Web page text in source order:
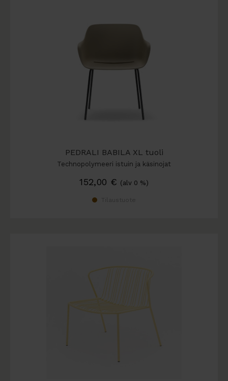
PEDRALI BABILA XL tuoli
Technopolymeeri istuin ja käsinojat
152,00 € (alv 0 %)